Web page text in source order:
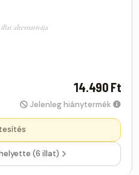
illat alternatívája
14.490 Ft
Jelenleg hiánytermék
(6 illat)